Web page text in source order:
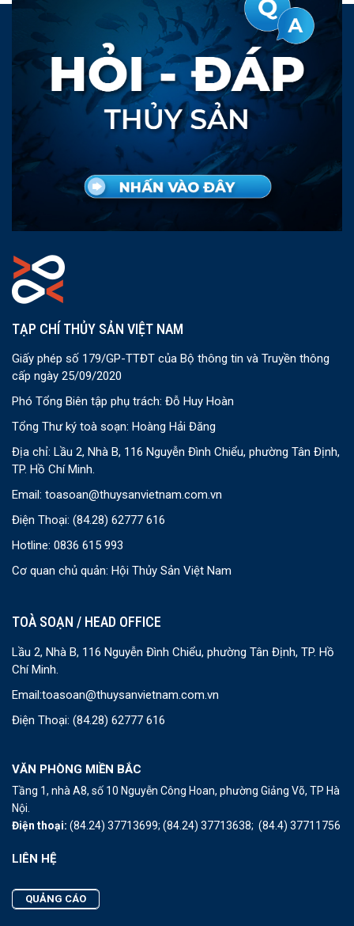
TẠP CHÍ THỦY SẢN VIỆT NAM
Giấy phép số 179/GP-TTĐT của Bộ thông tin và Truyền thông
cấp ngày 25/09/2020
Phó Tổng Biên tập phụ trách: Đỗ Huy Hoàn
Tổng Thư ký toà soạn: Hoàng Hải Đăng
Địa chỉ: Lầu 2, Nhà B, 116 Nguyễn Đình Chiểu, phường Tân Định,
TP. Hồ Chí Minh.
Email: toasoan@thuysanvietnam.com.vn
Điện Thoại: (84.28) 62777 616
Hotline: 0836 615 993
Cơ quan chủ quản: Hội Thủy Sản Việt Nam
TOÀ SOẠN / HEAD OFFICE
Lầu 2, Nhà B, 116 Nguyễn Đình Chiểu, phường Tân Định, TP. Hồ
Chí Minh.
Email:toasoan@thuysanvietnam.com.vn
Điện Thoại: (84.28) 62777 616
VĂN PHÒNG MIỀN BẮC
Tầng 1, nhà A8, số 10 Nguyễn Công Hoan, phường Giảng Võ, TP Hà
Nội.
Điện thoại: (84.24) 37713699; (84.24) 37713638; (84.4) 37711756
LIÊN HỆ
QUẢNG CÁO